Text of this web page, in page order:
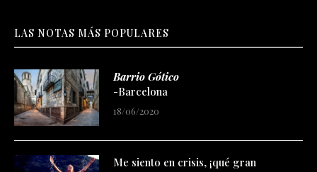
LAS NOTAS MÁS POPULARES
Barrio Gótico
-Barcelona
18/06/2020
Me siento en crisis, ¡qué gran